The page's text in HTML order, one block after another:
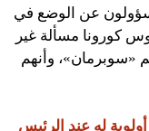
عن الوضع في
كورونا مسألة غير
«سوبرمان»، وأنهم
له عند الرئيس